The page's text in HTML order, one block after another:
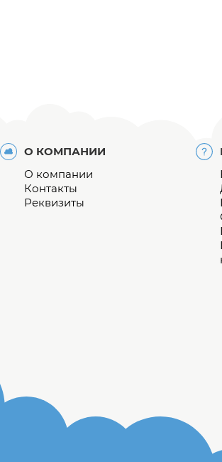
О КОМПАНИИ
О компании
Контакты
Реквизиты